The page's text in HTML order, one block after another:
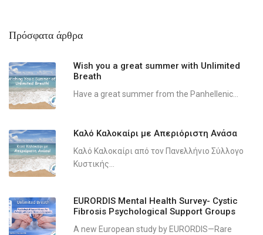
Πρόσφατα άρθρα
Wish you a great summer with Unlimited
Breath
Have a great summer from the Panhellenic...
Καλό Καλοκαίρι με Απεριόριστη Ανάσα
Καλό Καλοκαίρι από τον Πανελλήνιο Σύλλογο
Κυστικής...
EURORDIS Mental Health Survey- Cystic
Fibrosis Psychological Support Groups
A new European study by EURORDIS—Rare